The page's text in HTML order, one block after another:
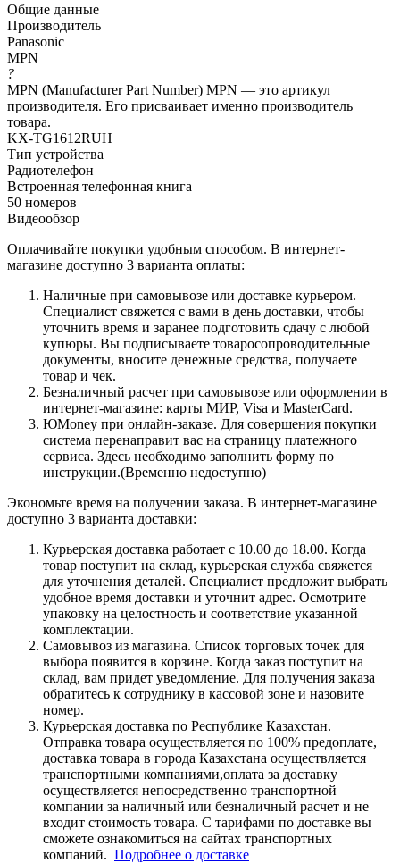
Общие данные
Производитель
Panasonic
MPN
?
MPN (Manufacturer Part Number) MPN — это артикул
производителя. Его присваивает именно производитель
товара.
KX-TG1612RUH
Тип устройства
Радиотелефон
Встроенная телефонная книга
50 номеров
Видеообзор
Оплачивайте покупки удобным способом. В интернет-
магазине доступно 3 варианта оплаты:
Наличные при самовывозе или доставке курьером.
Специалист свяжется с вами в день доставки, чтобы
уточнить время и заранее подготовить сдачу с любой
купюры. Вы подписываете товаросопроводительные
документы, вносите денежные средства, получаете
товар и чек.
Безналичный расчет при самовывозе или оформлении в
интернет-магазине: карты МИР, Visa и MasterCard.
ЮMoney при онлайн-заказе. Для совершения покупки
система перенаправит вас на страницу платежного
сервиса. Здесь необходимо заполнить форму по
инструкции.(Временно недоступно)
Экономьте время на получении заказа. В интернет-магазине
доступно 3 варианта доставки:
Курьерская доставка работает с 10.00 до 18.00. Когда
товар поступит на склад, курьерская служба свяжется
для уточнения деталей. Специалист предложит выбрать
удобное время доставки и уточнит адрес. Осмотрите
упаковку на целостность и соответствие указанной
комплектации.
Самовывоз из магазина. Список торговых точек для
выбора появится в корзине. Когда заказ поступит на
склад, вам придет уведомление. Для получения заказа
обратитесь к сотруднику в кассовой зоне и назовите
номер.
Курьерская доставка по Республике Казахстан.
Отправка товара осуществляется по 100% предоплате,
доставка товара в города Казахстана осуществляется
транспортными компаниями,оплата за доставку
осуществляется непосредственно транспортной
компании за наличный или безналичный расчет и не
входит стоимость товара. С тарифами по доставке вы
сможете ознакомиться на сайтах транспортных
компаний. Подробнее о доставке